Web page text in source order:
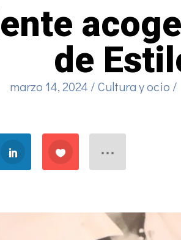
de
marzo 14, 2024 /Cultura y ocio /